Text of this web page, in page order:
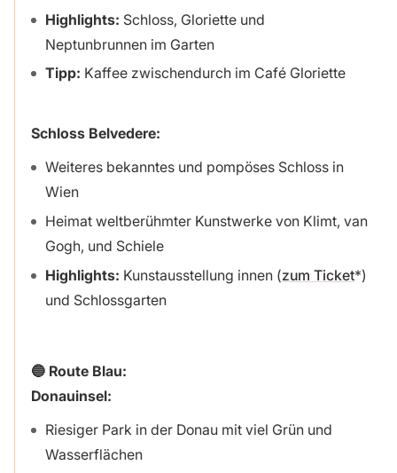
Highlights: Schloss, Gloriette und
Neptunbrunnen im Garten
Tipp: Kaffee zwischendurch im Café Gloriette
Schloss Belvedere:
Weiteres bekanntes und pompöses Schloss in
Wien
Heimat weltberühmter Kunstwerke von Klimt, van
Gogh, und Schiele
Highlights: Kunstausstellung innen (zum Ticket )
und Schlossgarten
🔵 Route Blau:
Donauinsel:
Riesiger Park in der Donau mit viel Grün und
Wasserflächen